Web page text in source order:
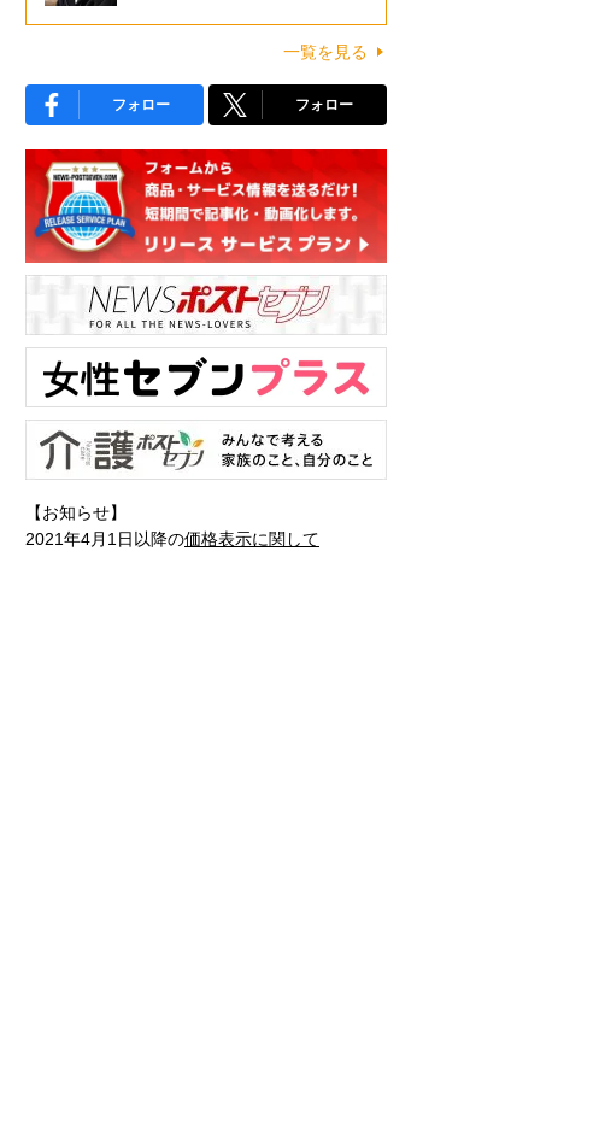
一覧を見る
フォロー フォロー
【お知らせ】
2021年4月1日以降の価格表示に関して